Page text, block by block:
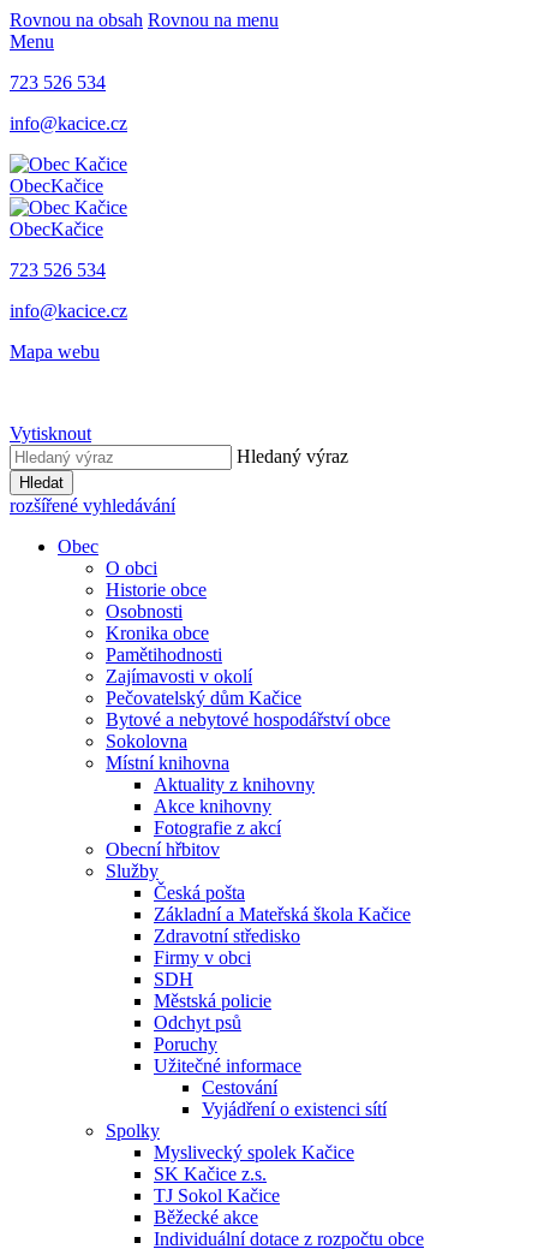
Rovnou na obsah Rovnou na menu
Menu
723 526 534
info@kacice.cz
ObecKačice
ObecKačice
723 526 534
info@kacice.cz
Mapa webu
Vytisknout
Hledaný výraz
Hledat
rozšířené vyhledávání
Obec
O obci
Historie obce
Osobnosti
Kronika obce
Pamětihodnosti
Zajímavosti v okolí
Pečovatelský dům Kačice
Bytové a nebytové hospodářství obce
Sokolovna
Místní knihovna
Aktuality z knihovny
Akce knihovny
Fotografie z akcí
Obecní hřbitov
Služby
Česká pošta
Základní a Mateřská škola Kačice
Zdravotní středisko
Firmy v obci
SDH
Městská policie
Odchyt psů
Poruchy
Užitečné informace
Cestování
Vyjádření o existenci sítí
Spolky
Myslivecký spolek Kačice
SK Kačice z.s.
TJ Sokol Kačice
Běžecké akce
Individuální dotace z rozpočtu obce